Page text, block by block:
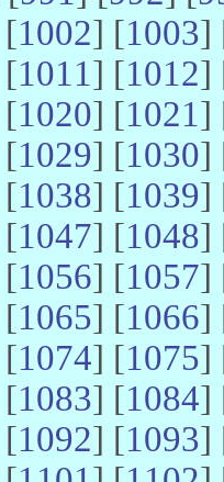
1002] [1003]
1011] [1012]
1020] [1021]
1029] [1030]
1038] [1039]
1047] [1048]
1056] [1057]
1065] [1066]
1074] [1075]
1083] [1084]
1092] [1093]